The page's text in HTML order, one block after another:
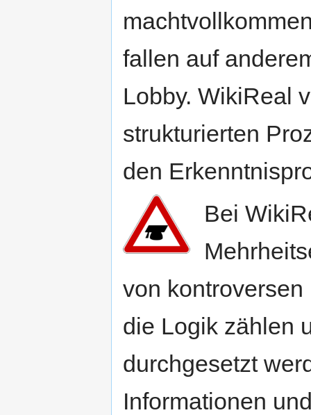
fallen auf
Lobby. WikiReal
strukturierten
den
Bei
von
die Logik zählen
durchgesetzt
Informationen